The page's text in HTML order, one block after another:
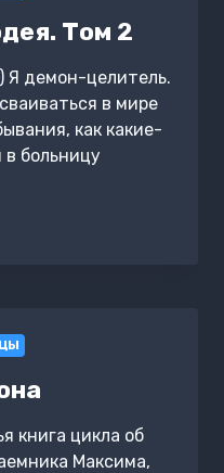
Том 2
Я демон-целитель.
в мире
как какие-
больницу
книга цикла об
Максима,